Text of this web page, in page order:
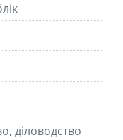
діловодство